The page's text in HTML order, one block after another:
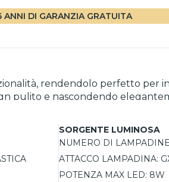
ANNI DI GARANZIA GRATUITA
rendendolo perfetto per
pulito e nascondendo
GX53 permettono l’utilizzo
cucine o corridoi, si installa
valorizzare ogni spazio.
SORGENTE LUMINOSA
NUMERO DI
ATTACCO LAMPADINA:
POTENZA MAX LED: 8W